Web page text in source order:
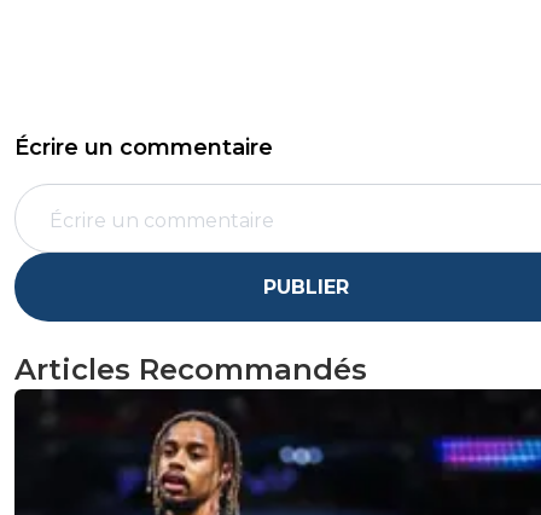
Écrire un commentaire
PUBLIER
Articles Recommandés